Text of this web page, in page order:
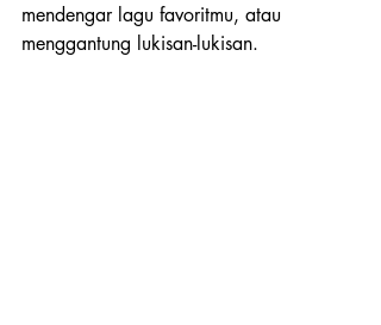
mendengar lagu favoritmu, atau
menggantung lukisan-lukisan.